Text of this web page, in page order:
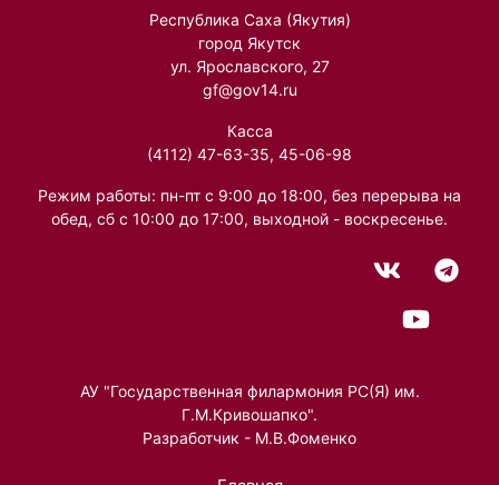
Республика Саха (Якутия)
город Якутск
ул. Ярославского, 27
gf@gov14.ru
Касса
(4112) 47-63-35, 45-06-98
Режим работы: пн-пт с 9:00 до 18:00, без перерыва на
обед, сб с 10:00 до 17:00, выходной - воскресенье.
АУ "Государственная филармония РС(Я) им.
Г.М.Кривошапко".
Разработчик - М.В.Фоменко